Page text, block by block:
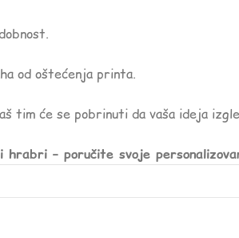
od oštećenja printa.
će se pobrinuti da vaša ideja
– poručite svoje